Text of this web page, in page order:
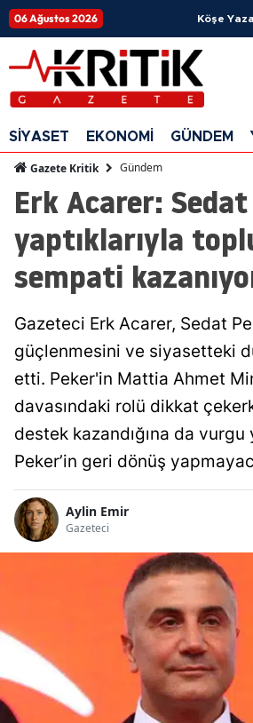
06 Ağustos 2026 Köşe
SİYASET EKONOMİ GÜNDEM
Gazete Kritik Gündem
Erk Acarer:
yaptıklarıyla
sempati
Gazeteci Erk Acarer, Sedat
güçlenmesini ve siyasetteki
etti. Peker'in Mattia Ahmet
davasındaki rolü dikkat
destek kazandığına da vurgu
Peker’in geri dönüş
Aylin Emir
Gazeteci